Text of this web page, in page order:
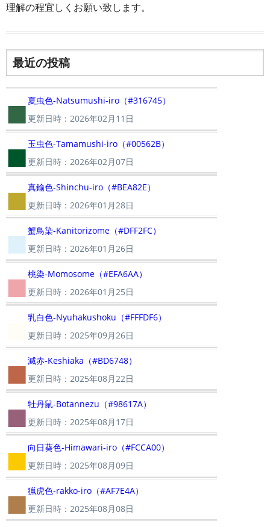
理解の程宜しくお願い致します。
最近の投稿
■ 夏虫色-Natsumushi-iro（#316745）
更新日時：2026年02月11日
■ 玉虫色-Tamamushi-iro（#00562B）
更新日時：2026年02月07日
■真鍮色-Shinchu-iro（#BEA82E）
更新日時：2026年01月28日
■ 蟹鳥染-Kanitorizome（#DFF2FC）
更新日時：2026年01月26日
■桃染-Momosome（#EFA6AA）
更新日時：2026年01月25日
乳白色-Nyuhakushoku（#FFFDF6）
更新日時：2025年09月26日
■滅赤-Keshiaka（#BD6748）
更新日時：2025年08月22日
■牡丹鼠-Botannezu（#98617A）
更新日時：2025年08月17日
■ 向日葵色-Himawari-iro（#FCCA00）
更新日時：2025年08月09日
■猟虎色-rakko-iro（#AF7E4A）
更新日時：2025年08月08日